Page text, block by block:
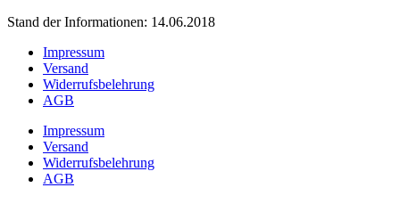
Stand der Informationen: 14.06.2018
Impressum
Versand
Widerrufsbelehrung
AGB
Impressum
Versand
Widerrufsbelehrung
AGB